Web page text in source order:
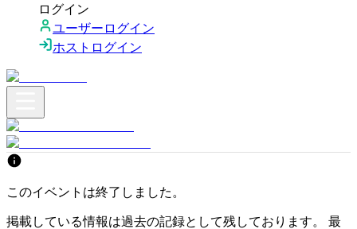
ログイン
ユーザーログイン
ホストログイン
このイベントは終了しました。
掲載している情報は過去の記録として残しております。 最